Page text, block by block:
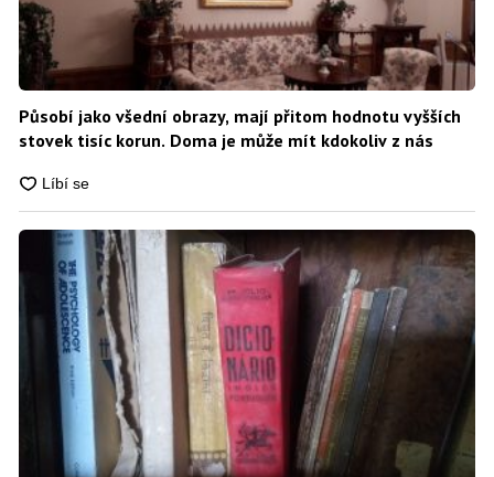
Působí jako všední obrazy, mají přitom hodnotu vyšších
stovek tisíc korun. Doma je může mít kdokoliv z nás